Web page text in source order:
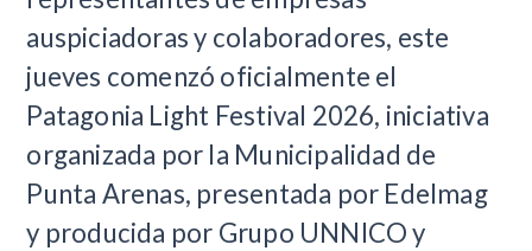
auspiciadoras y colaboradores, este
jueves comenzó oficialmente el
Patagonia Light Festival 2026, iniciativa
organizada por la Municipalidad de
Punta Arenas, presentada por Edelmag
y producida por Grupo UNNICO y